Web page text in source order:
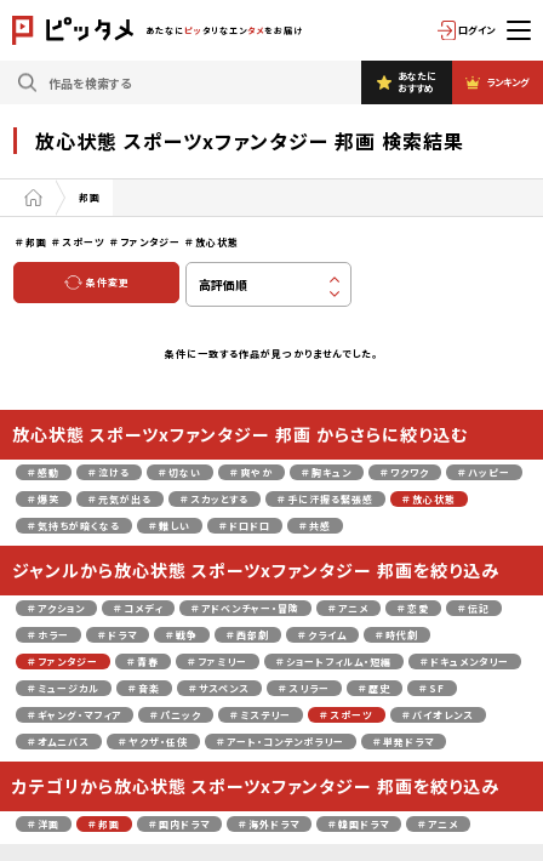
あたなに ピッ タリなエンタメをお届け ログイン
あなたに
おすすめ
ランキング
放心状態 スポーツxファンタジー 邦画 検索結果
邦画
＃邦画 ＃スポーツ ＃ファンタジー ＃放心状態
条件変更
条件に一致する作品が見つかりませんでした。
放心状態 スポーツxファンタジー 邦画 からさらに絞り込む
＃感動 ＃泣ける ＃切ない ＃爽やか ＃胸キュン ＃ワクワク
＃ハッピー
＃爆笑
＃元気が出る ＃スカッとする ＃手に汗握る緊張感
＃放心状態
＃気持ちが暗くなる
＃難しい ＃ドロドロ ＃共感
ジャンルから放心状態 スポーツxファンタジー 邦画を絞り込み
＃アクション ＃コメディ ＃アドベンチャー・冒険 ＃アニメ ＃恋愛
＃伝記
＃ホラー
＃ドラマ ＃戦争 ＃西部劇 ＃クライム
＃時代劇
＃ファンタジー
＃青春 ＃ファミリー ＃ショートフィルム・短編
＃ドキュメンタリー
＃ミュージカル
＃音楽 ＃サスペンス ＃スリラー ＃歴史
＃SF
＃ギャング・マフィア
＃パニック ＃ミステリー ＃スポーツ
＃バイオレンス
＃オムニバス
＃ヤクザ・任侠 ＃アート・コンテンポラリー ＃単発ドラマ
カテゴリから放心状態 スポーツxファンタジー 邦画を絞り込み
＃洋画 ＃邦画 ＃国内ドラマ ＃海外ドラマ ＃韓国ドラマ ＃アニメ